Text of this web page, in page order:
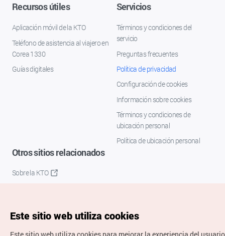
Recursos útiles
Aplicación móvil de la KTO
Teléfono de asistencia al viajero en
Corea 1330
Guías digitales
Servicios
Términos y condiciones del
servicio
Preguntas frecuentes
Política de privacidad
Configuración de cookies
Información sobre cookies
Términos y condiciones de
ubicación personal
Política de ubicación personal
Otros sitios relacionados
Sobre la KTO
Este sitio web utiliza cookies